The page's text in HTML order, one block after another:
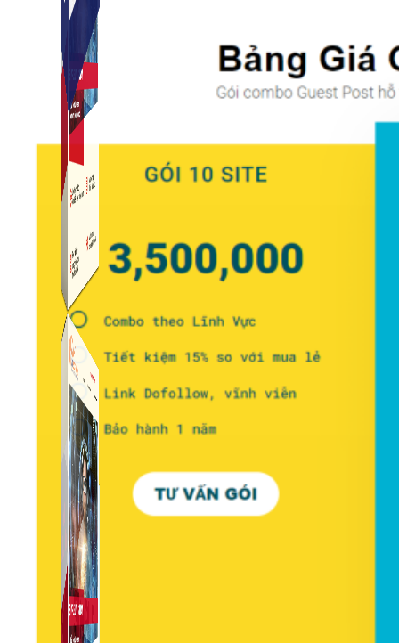
Simple Live
Phần mềm tạo kịch bản bình luận livestream Tiktok
Phần mềm gửi follow, nhắn tin, nuôi nick Instagram.